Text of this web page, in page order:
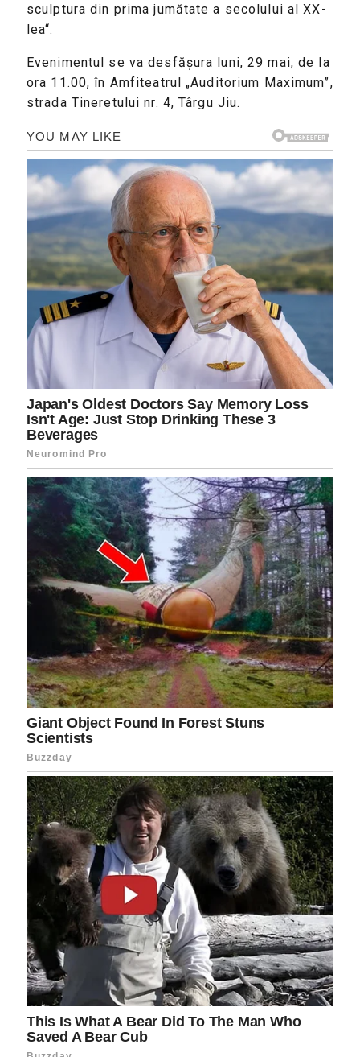
sculptura din prima jumătate a secolului al XX-
lea“.
Evenimentul se va desfășura luni, 29 mai, de la
ora 11.00, în Amfiteatrul „Auditorium Maximum”,
strada Tineretului nr. 4, Târgu Jiu.